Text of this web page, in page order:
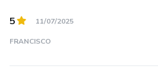
5 11/07/2025
FRANCISCO